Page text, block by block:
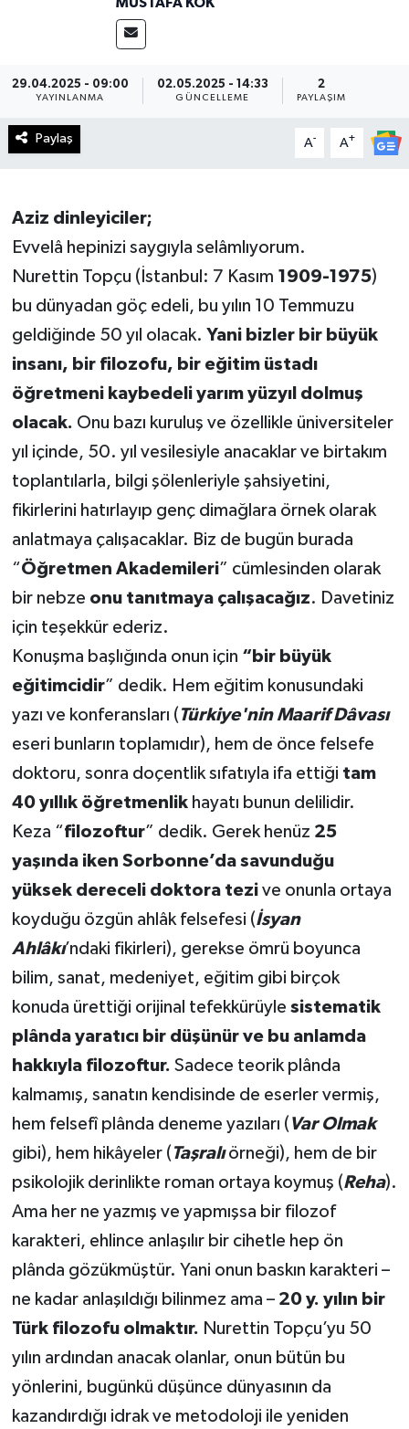
29.04.2025 - 09:00
YAYINLANMA
02.05.2025 - 14:33
GÜNCELLEME
2
PAYLAŞIM
Paylaş A- A+
Aziz dinleyiciler;
Evvelâ hepinizi saygıyla selâmlıyorum.
Nurettin Topçu (İstanbul: 7 Kasım 1909-1975)
bu dünyadan göç edeli, bu yılın 10 Temmuzu
geldiğinde 50 yıl olacak. Yani bizler bir büyük
insanı, bir filozofu, bir eğitim üstadı
öğretmeni kaybedeli yarım yüzyıl dolmuş
olacak. Onu bazı kuruluş ve özellikle üniversiteler
yıl içinde, 50. yıl vesilesiyle anacaklar ve birtakım
toplantılarla, bilgi şölenleriyle şahsiyetini,
fikirlerini hatırlayıp genç dimağlara örnek olarak
anlatmaya çalışacaklar. Biz de bugün burada
“Öğretmen Akademileri” cümlesinden olarak
bir nebze onu tanıtmaya çalışacağız. Davetiniz
için teşekkür ederiz.
Konuşma başlığında onun için “bir büyük
eğitimcidir” dedik. Hem eğitim konusundaki
yazı ve konferansları ( Türkiye'nin Maarif Dâvası
eseri bunların toplamıdır), hem de önce felsefe
doktoru, sonra doçentlik sıfatıyla ifa ettiği tam
40 yıllık öğretmenlikhayatı bunun delilidir.
Keza “filozoftur” dedik. Gerek henüz 25
yaşında iken Sorbonne’da savunduğu
yüksek dereceli doktora tezive onunla ortaya
koyduğu özgün ahlâk felsefesi (İsyan
Ahlâkı’ndaki fikirleri), gerekse ömrü boyunca
bilim, sanat, medeniyet, eğitim gibi birçok
konuda ürettiği orijinal tefekkürüyle sistematik
plânda yaratıcı bir düşünür ve bu anlamda
hakkıyla filozoftur. Sadece teorik plânda
kalmamış, sanatın kendisinde de eserler vermiş,
hem felsefî plânda deneme yazıları ( Var Olmak
gibi), hem hikâyeler ( Taşralı örneği), hem de bir
psikolojik derinlikte roman ortaya koymuş (Reha).
Ama her ne yazmış ve yapmışsa bir filozof
karakteri, ehlince anlaşılır bir cihetle hep ön
plânda gözükmüştür. Yani onun baskın karakteri –
ne kadar anlaşıldığı bilinmez ama – 20 y. yılın bir
Türk filozofu olmaktır. Nurettin Topçu’yu 50
yılın ardından anacak olanlar, onun bütün bu
yönlerini, bugünkü düşünce dünyasının da
kazandırdığı idrak ve metodoloji ile yeniden
Haberde İnsan
Kültür Sanat
Magazin
Manşetler
Sağlık
Spor
SürManşet
Teknoloji
KAHRAMANMARAŞ